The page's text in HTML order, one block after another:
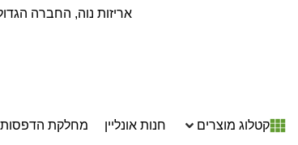
אריזות נוה, החברה
קטלוג מוצרים חנות אונליין מחלקת הדפסות